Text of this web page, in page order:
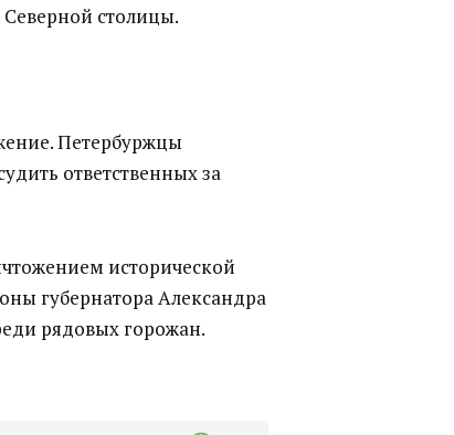
столицы.
Петербуржцы
ответственных за
исторической
губернатора Александра
рядовых горожан.